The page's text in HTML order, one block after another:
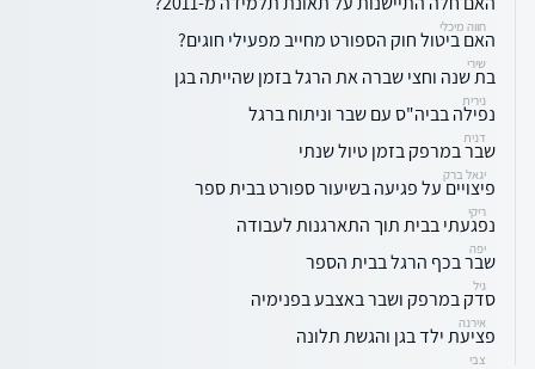
חווה מיכלי
האם ביטול חוק הספורט מחייב מפעילי חוגים?
שירי
בת שנה וחצי שברה את הרגל בזמן שהייתה בגן
נירית
נפילה בביה"ס עם שבר וניתוח ברגל
דנית
שבר במרפק בזמן טיול שנתי
יגאל ברק
פיצויים על פגיעה בשיעור ספורט בבית ספר
ריקי
נפגעתי בבית תוך התארגנות לעבודה
יפה
שבר בכף הרגל בבית הספר
גיל
סדק במרפק ושבר באצבע בפנימיה
אירנה
פציעת ילד בגן והגשת תלונה
צבי